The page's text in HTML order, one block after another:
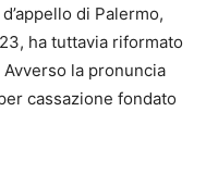
in diritto bancario e
svolge
di formazione e
Partenope di Napoli e
presso Enti
di Palermo,
ha tuttavia riformato
la pronuncia
cassazione fondato